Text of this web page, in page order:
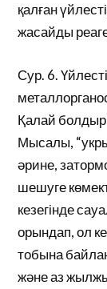
қалған
жасайды
Сур. 6.
Қалай
Мысалы,
әрине,
шешуге
кезегінде
орындап, ол
тобына
жəне аз